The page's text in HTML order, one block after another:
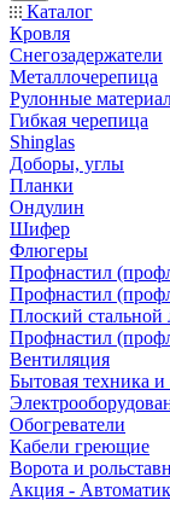
Каталог
Кровля
Снегозадержатели
Металлочерепица
Рулонные
Гибкая черепица
Shinglas
Доборы, углы
Планки
Ондулин
Шифер
Флюгеры
Профнастил
Профнастил
Плоский стальной
Профнастил
Вентиляция
Бытовая техника и
Обогреватели
Кабели греющие
Ворота и
Акция -